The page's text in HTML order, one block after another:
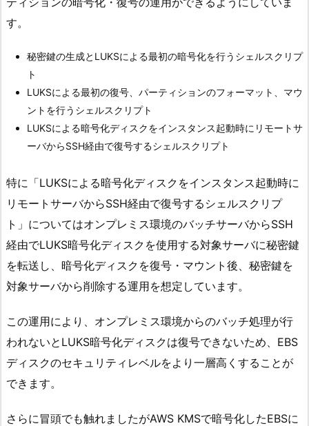
す。
秘密鍵の生成とLUKSによる最初の暗号化を行うシェルスクリプ
ト
LUKSによる最初の復号、パーティションのフォーマット、マウ
ントを行うシェルスクリプト
LUKSによる暗号化ディスクをインスタンス起動時にリモートサ
ーバからSSH経由で復号するシェルスクリプト
特に「LUKSによる暗号化ディスクをインスタンス起動時に
リモートサーバからSSH経由で復号するシェルスクリプ
ト」についてはオンプレミス環境のバッチサーバからSSH
経由でLUKS暗号化ディスクを使用する対象サーバに秘密鍵
を転送し、暗号化ディスクを復号・マウント後、秘密鍵を
対象サーバから削除する運用を想定しています。
この運用により、オンプレミス環境からのバッチ処理が行
われないとLUKS暗号化ディスクは復号できないため、EBS
ディスクのセキュリティレベルをより一層高くすることが
できます。
さらに冒頭でも触れましたがAWS KMSで暗号化したEBSに